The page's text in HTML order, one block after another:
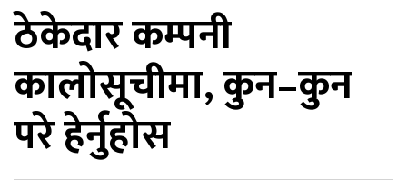
ठेकेदार कम्पनी
कालोसूचीमा, कुन–कुन
परे हेर्नुहोस